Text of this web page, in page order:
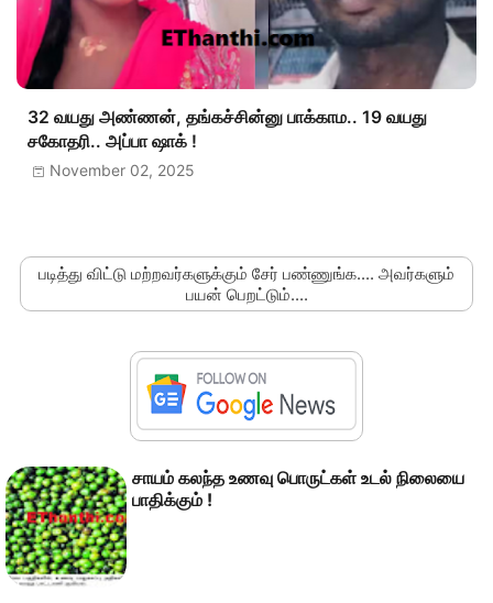
32 வயது அண்ணன், தங்கச்சின்னு பாக்காம.. 19 வயது
சகோதரி.. அப்பா ஷாக் !
November 02, 2025
படித்து விட்டு மற்றவர்களுக்கும் சேர் பண்ணுங்க.... அவர்களும்
பயன் பெறட்டும்....
சாயம் கலந்த உணவு பொருட்கள் உடல் நிலையை
பாதிக்கும் !